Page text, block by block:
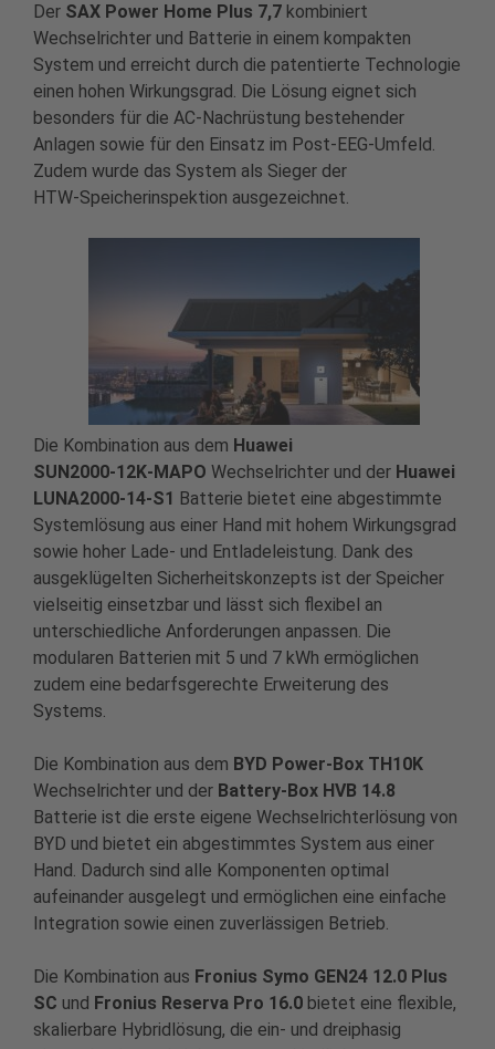
Der SAX Power Home Plus 7,7 kombiniert
Wechselrichter und Batterie in einem kompakten
System und erreicht durch die patentierte Technologie
einen hohen Wirkungsgrad. Die Lösung eignet sich
besonders für die AC‑Nachrüstung bestehender
Anlagen sowie für den Einsatz im Post‑EEG‑Umfeld.
Zudem wurde das System als Sieger der
HTW‑Speicherinspektion ausgezeichnet.
Die Kombination aus dem Huawei
SUN2000‑12K‑MAPO Wechselrichter und der Huawei
LUNA2000‑14‑S1 Batterie bietet eine abgestimmte
Systemlösung aus einer Hand mit hohem Wirkungsgrad
sowie hoher Lade- und Entladeleistung. Dank des
ausgeklügelten Sicherheitskonzepts ist der Speicher
vielseitig einsetzbar und lässt sich flexibel an
unterschiedliche Anforderungen anpassen. Die
modularen Batterien mit 5 und 7 kWh ermöglichen
zudem eine bedarfsgerechte Erweiterung des
Systems.
Die Kombination aus dem BYD Power‑Box TH10K
Wechselrichter und der Battery‑Box HVB 14.8
Batterie ist die erste eigene Wechselrichterlösung von
BYD und bietet ein abgestimmtes System aus einer
Hand. Dadurch sind alle Komponenten optimal
aufeinander ausgelegt und ermöglichen eine einfache
Integration sowie einen zuverlässigen Betrieb.
Die Kombination aus Fronius Symo GEN24 12.0 Plus
SC und Fronius Reserva Pro 16.0 bietet eine flexible,
skalierbare Hybridlösung, die ein- und dreiphasig